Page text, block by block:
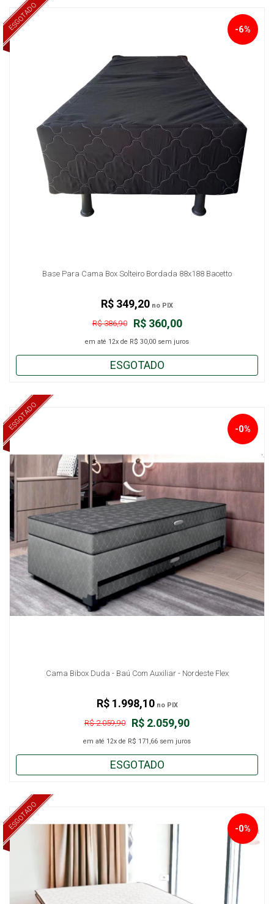
ESGOTADO
Base Para Cama Box Solteiro Bordada 88x188 Bacetto
R$ 360,00
R$ 386,90
-6%
em até 12x de R$ 30,00 sem juros
R$ 349,20 no PIX
ESGOTADO
ESGOTADO
Cama Bibox Duda - Baú Com Auxiliar - Nordeste Flex
R$ 2.059,90
R$ 2.059,90
-0%
em até 12x de R$ 171,66 sem juros
R$ 1.998,10no PIX
ESGOTADO
ESGOTADO -0%